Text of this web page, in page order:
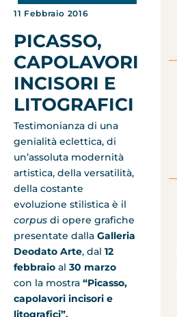
11 Febbraio 2016
PICASSO,
CAPOLAVORI
INCISORI E
LITOGRAFICI
Testimonianza di una
genialità eclettica, di
un’assoluta modernità
artistica, della versatilità,
della costante
evoluzione stilistica è il
corpus di opere grafiche
presentate dalla Galleria
Deodato Arte, dal 12
febbraio al 30 marzo
con la mostra “Picasso,
capolavori incisori e
litografici”.